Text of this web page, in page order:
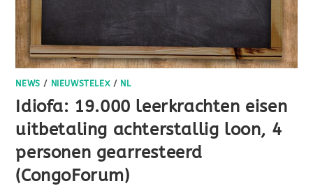
NEWS / NIEUWSTELEX/ NL
Idiofa: 19.000 leerkrachten eisen
uitbetaling achterstallig loon, 4
personen gearresteerd
(CongoForum)